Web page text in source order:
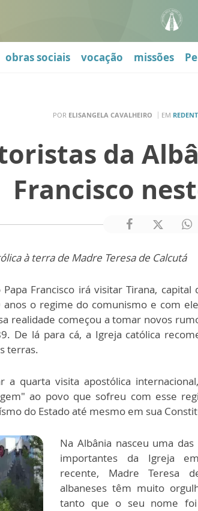
obras sociais vocação missões
POR ELISANGELA CAVALHEIRO EM
da
Francisco
à terra de Madre Teresa de Calcutá
Francisco irá visitar Tirana, capital
o regime do comunismo e com
realidade começou a tomar novos
De lá para cá, a Igreja católica
terras.
a quarta visita apostólica
ao povo que sofreu com esse
do Estado até mesmo em sua
Na Albânia nasceu uma
importantes da Igreja
recente, Madre Teresa
albaneses têm muito
tanto que o seu nome foi